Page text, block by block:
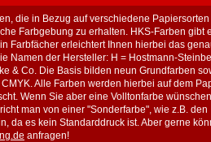
die in Bezug auf verschiedene Papiersorten
Farbgebung zu erhalten. HKS-Farben gibt
Farbfächer erleichtert Ihnen hierbei das
Namen der Hersteller: H = Hostmann-
& Co. Die Basis bilden neun Grundfarben
Alle Farben werden hierbei auf dem
Wenn Sie aber eine Volltonfarbe wünschen
man von einer "Sonderfarbe", wie z.B. den
da es kein Standarddruck ist. Aber gerne
anfragen!